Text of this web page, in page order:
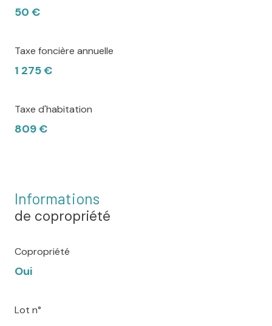
50 €
Taxe foncière annuelle
1 275 €
Taxe d'habitation
809 €
Informations
de copropriété
Copropriété
Oui
Lot n°